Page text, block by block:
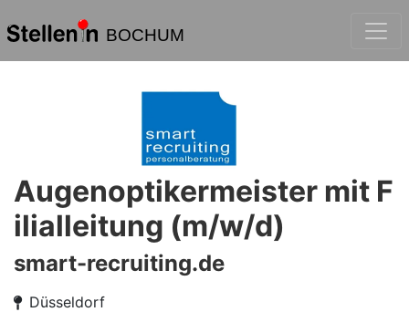
BOCHUM
Augenoptikermeister mit F
ilialleitung (m/w/d)
smart-recruiting.de
Düsseldorf